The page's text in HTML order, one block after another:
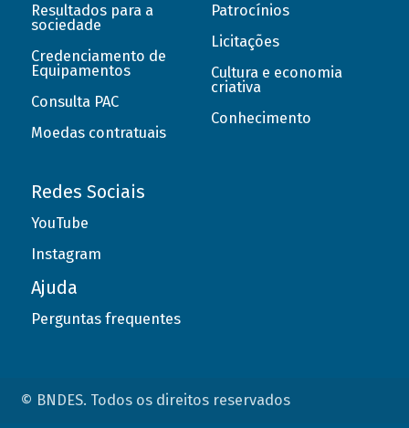
Resultados para a
sociedade
Credenciamento de
Equipamentos
Consulta PAC
Moedas contratuais
Patrocínios
Licitações
Cultura e economia
criativa
Conhecimento
Redes Sociais
YouTube
Instagram
Ajuda
Perguntas frequentes
© BNDES. Todos os direitos reservados